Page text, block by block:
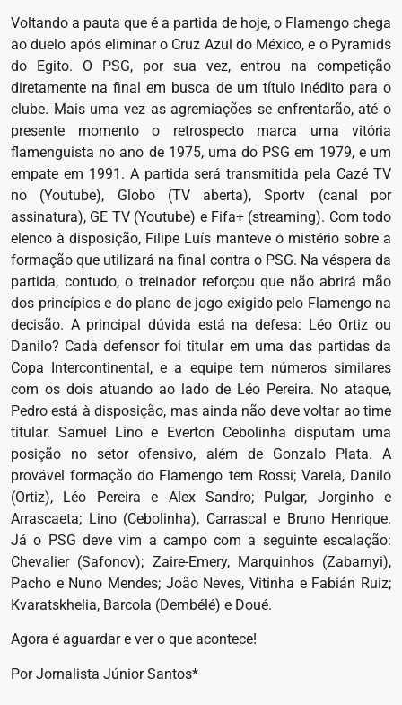
Voltando a pauta que é a partida de hoje, o Flamengo chega
ao duelo após eliminar o Cruz Azul do México, e o Pyramids
do Egito. O PSG, por sua vez, entrou na competição
diretamente na final em busca de um título inédito para o
clube. Mais uma vez as agremiações se enfrentarão, até o
presente momento o retrospecto marca uma vitória
flamenguista no ano de 1975, uma do PSG em 1979, e um
empate em 1991. A partida será transmitida pela Cazé TV
no (Youtube), Globo (TV aberta), Sportv (canal por
assinatura), GE TV (Youtube) e Fifa+ (streaming). Com todo
elenco à disposição, Filipe Luís manteve o mistério sobre a
formação que utilizará na final contra o PSG. Na véspera da
partida, contudo, o treinador reforçou que não abrirá mão
dos princípios e do plano de jogo exigido pelo Flamengo na
decisão. A principal dúvida está na defesa: Léo Ortiz ou
Danilo? Cada defensor foi titular em uma das partidas da
Copa Intercontinental, e a equipe tem números similares
com os dois atuando ao lado de Léo Pereira. No ataque,
Pedro está à disposição, mas ainda não deve voltar ao time
titular. Samuel Lino e Everton Cebolinha disputam uma
posição no setor ofensivo, além de Gonzalo Plata. A
provável formação do Flamengo tem Rossi; Varela, Danilo
(Ortiz), Léo Pereira e Alex Sandro; Pulgar, Jorginho e
Arrascaeta; Lino (Cebolinha), Carrascal e Bruno Henrique.
Já o PSG deve vim a campo com a seguinte escalação:
Chevalier (Safonov); Zaire-Emery, Marquinhos (Zabarnyi),
Pacho e Nuno Mendes; João Neves, Vitinha e Fabián Ruiz;
Kvaratskhelia, Barcola (Dembélé) e Doué.
Agora é aguardar e ver o que acontece!
Por Jornalista Júnior Santos*